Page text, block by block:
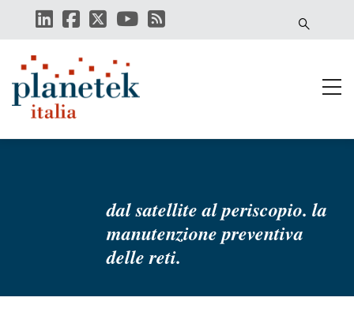
contenuto
dal satellite al periscopio. la
manutenzione preventiva
delle reti.